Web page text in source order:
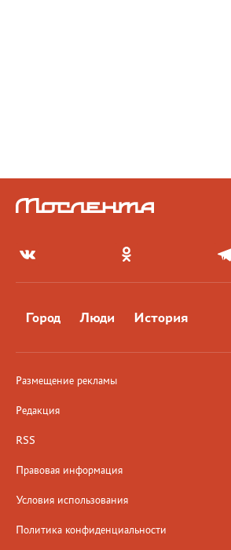
Город Люди История
Размещение рекламы
Редакция
RSS
Правовая информация
Условия использования
Политика конфиденциальности